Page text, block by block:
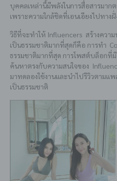
บุคคลเหล่านี้มีพลังในการสื่อสารมาก
เพราะความใกล้ชิดที่เอนเอียงไปทาง
วิธีที่จะทำให้ Influencers สร้างควา
เป็นธรรมชาติมากที่สุดก็คือ การทำ
ธรรมชาติมากที่สุด การโพสต์บล็อกที่
ค้นหาตรงกับความสนใจของ
มาทดลองใช้งานและนำไปรีวิวตามแ
เป็นธรรมชาติ